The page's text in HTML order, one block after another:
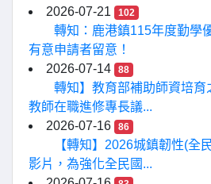
2026-07-21
102
轉知：鹿港鎮115年度勤學
有意申請者留意！
2026-07-14
88
轉知】教育部補助師資培
教師在職進修專長議...
2026-07-16
86
【轉知】2026城鎮韌性(全
影片，為強化全民國...